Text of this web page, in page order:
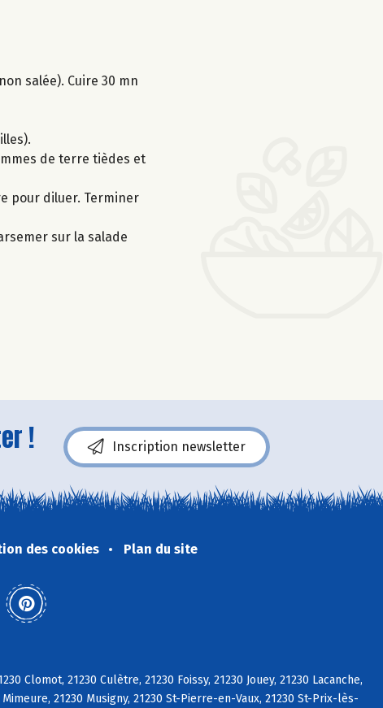
salée). Cuire 30 mn
de terre tièdes et
pour diluer. Terminer
sur la salade
! Inscription newsletter
des cookies Plan du site
Clomot, 21230 Culètre, 21230 Foissy, 21230 Jouey, 21230 Lacanche,
21230 Musigny, 21230 St-Pierre-en-Vaux, 21230 St-Prix-lès-